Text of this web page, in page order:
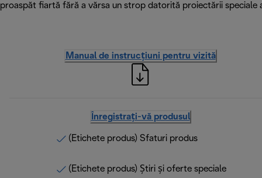
proaspăt fiartă fără a vărsa un strop datorită proiectării speciale
Manual de instrucțiuni pentru vizită
Înregistrați-vă produsul
(Etichete produs) Sfaturi produs
(Etichete produs) Știri și oferte speciale